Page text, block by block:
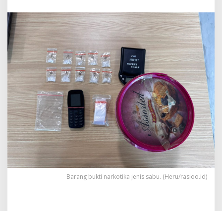
Siap
Edar
dan
Dua
Pengedar
Ditangkap
Barang bukti narkotika jenis sabu. (Heru/rasioo.id)